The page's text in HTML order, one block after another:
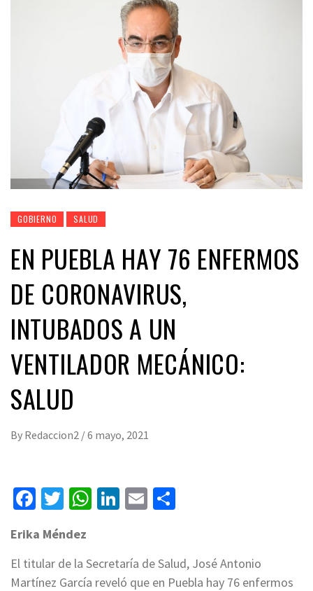
GOBIERNO SALUD
EN PUEBLA HAY 76 ENFERMOS
DE CORONAVIRUS,
INTUBADOS A UN
VENTILADOR MECÁNICO:
SALUD
By Redaccion2 /6 mayo, 2021
Facebook
Twitter
WhatsApp
LinkedIn
Email
Erika Méndez
El titular de la Secretaría de Salud, José Antonio
Martínez García reveló que en Puebla hay 76 enfermos